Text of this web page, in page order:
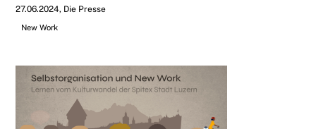
27.06.2024 Die Presse
New Work